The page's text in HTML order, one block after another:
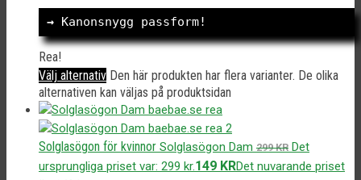
→ Kanonsnygg passform!
Rea!
Välj alternativ Den här produkten har flera varianter. De olika
alternativen kan väljas på produktsidan
Solglasögon för kvinnor Solglasögon Dam 299KR Det
ursprungliga priset var: 299 kr.149 KRDet nuvarande priset